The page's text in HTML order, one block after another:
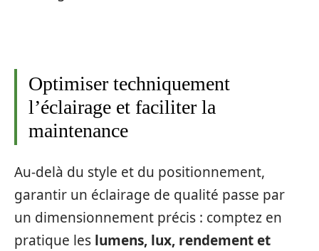
Optimiser techniquement
l’éclairage et faciliter la
maintenance
Au-delà du style et du positionnement,
garantir un éclairage de qualité passe par
un dimensionnement précis : comptez en
pratique les lumens, lux, rendement et